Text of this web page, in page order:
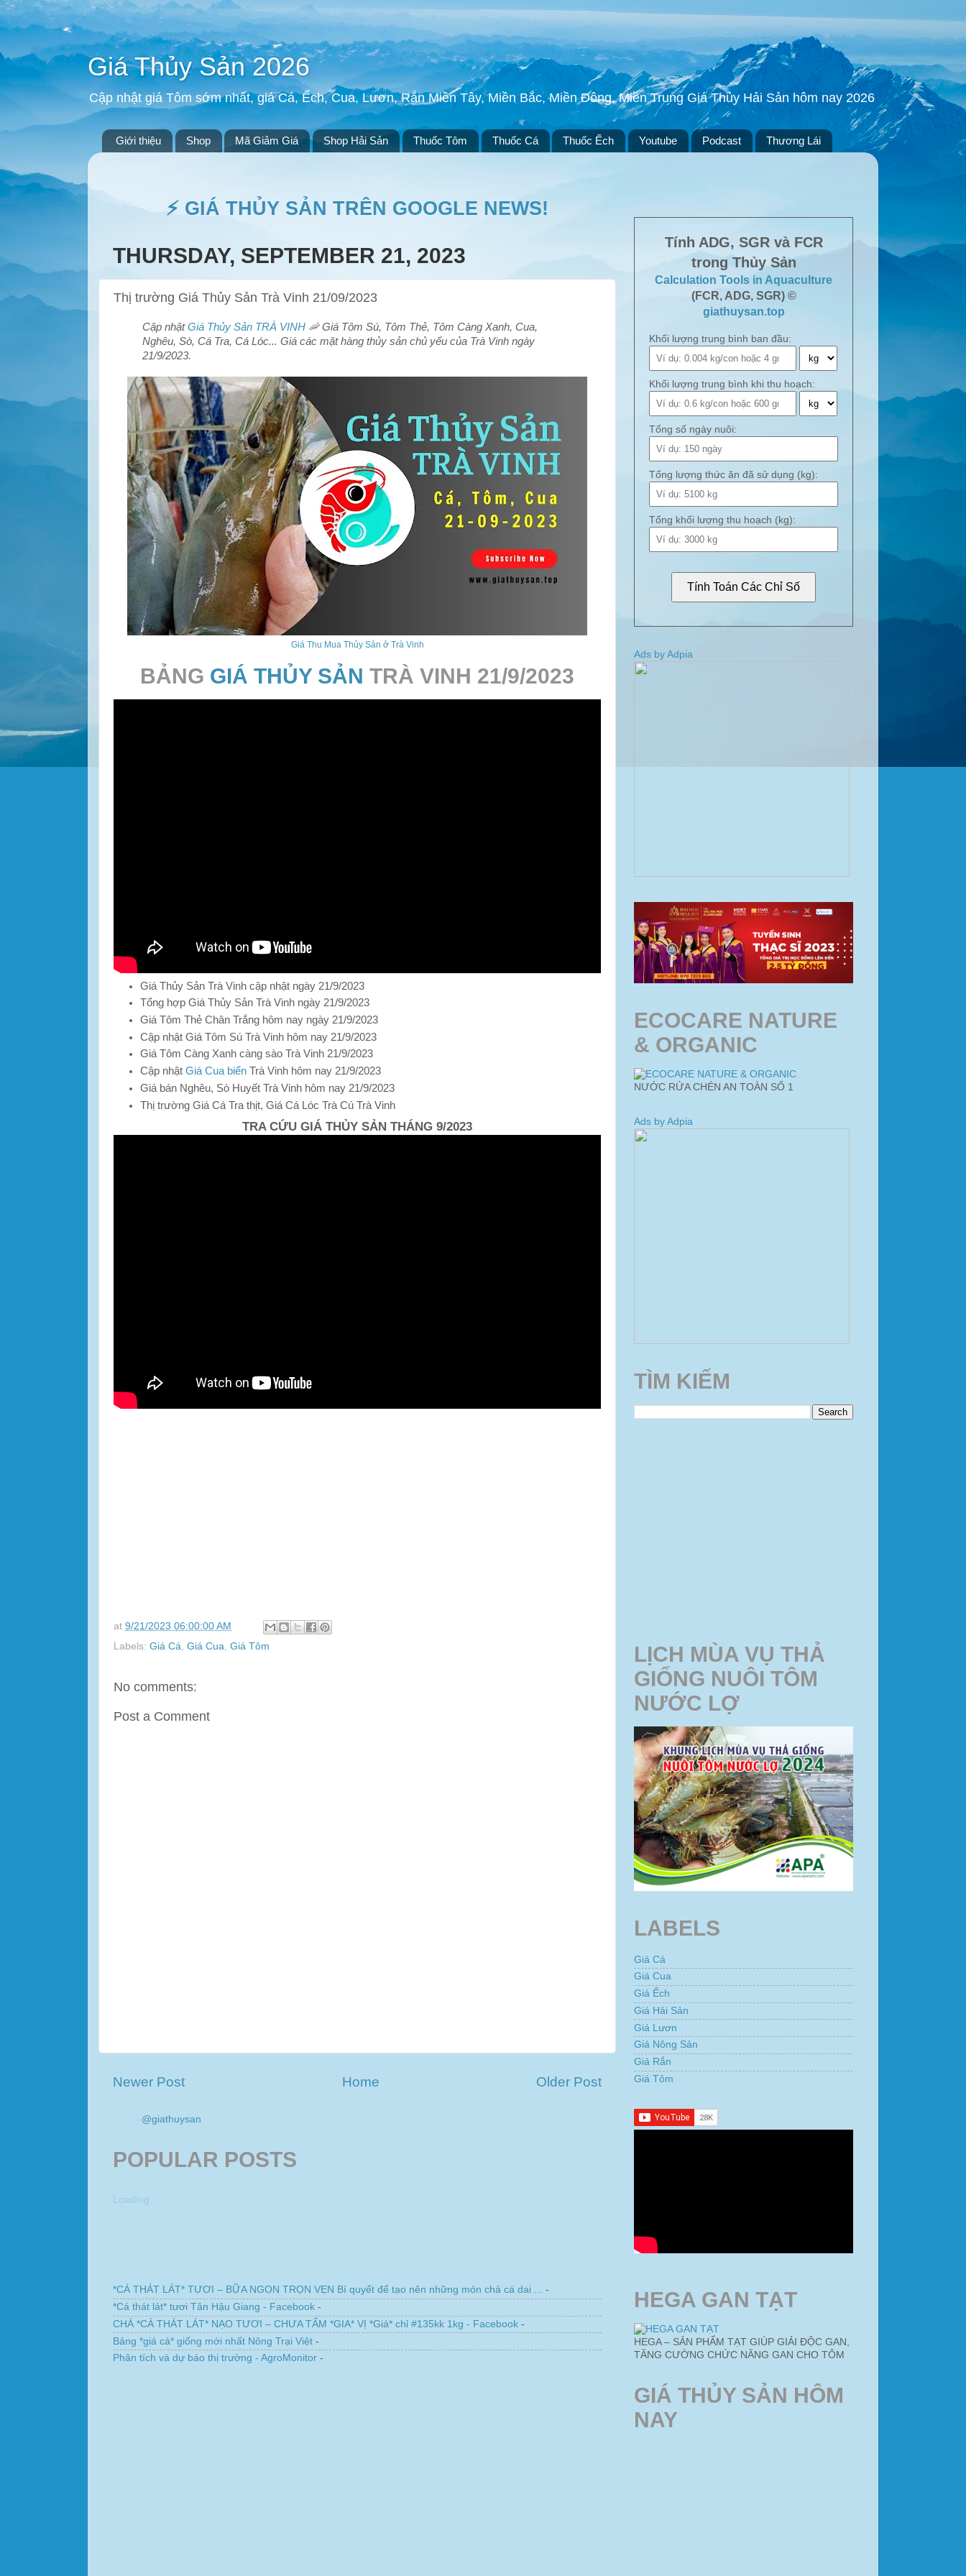
Giá Thủy Sản 2026
Cập nhật giá Tôm sớm nhất, giá Cá, Ếch, Cua, Lươn, Rắn Miền Tây, Miền Bắc, Miền Đông, Miền Trung Giá Thủy Hải Sản hôm nay 2026
Giới thiệu Shop Mã Giảm Giá Shop Hải Sản Thuốc Tôm Thuốc Cá Thuốc Ếch Youtube Podcast Thương Lái
⚡ GIÁ THỦY SẢN TRÊN GOOGLE NEWS!
THURSDAY, SEPTEMBER 21, 2023
Thị trường Giá Thủy Sản Trà Vinh 21/09/2023
Cập nhậtGiá Thủy Sản TRÀ VINH 🦐 Giá Tôm Sú, Tôm Thẻ, Tôm Càng Xanh, Cua,
Nghêu, Sò, Cá Tra, Cá Lóc... Giá các mặt hàng thủy sản chủ yếu của Trà Vinh ngày
21/9/2023.
Giá Thu Mua Thủy Sản ở Trà Vinh
BẢNG GIÁ THỦY SẢN TRÀ VINH 21/9/2023
Giá Thủy Sản Trà Vinh cập nhật ngày 21/9/2023
Tổng hợp Giá Thủy Sản Trà Vinh ngày 21/9/2023
Giá Tôm Thẻ Chân Trắng hôm nay ngày 21/9/2023
Cập nhật Giá Tôm Sú Trà Vinh hôm nay 21/9/2023
Giá Tôm Càng Xanh càng sào Trà Vinh 21/9/2023
Cập nhậtGiá Cua biển Trà Vinh hôm nay 21/9/2023
Giá bán Nghêu, Sò Huyết Trà Vinh hôm nay 21/9/2023
Thị trường Giá Cá Tra thịt, Giá Cá Lóc Trà Cú Trà Vinh
TRA CỨU GIÁ THỦY SẢN THÁNG 9/2023
at 9/21/2023 06:00:00 AM
Labels: Giá Cá Giá Cua Giá Tôm
No comments:
Post a Comment
Newer Post Older Post
Home
@giathuysan
POPULAR POSTS
Loading...
*CÁ THÁT LÁT* TƯƠI – BỮA NGON TRỌN VẸN Bí quyết để tạo nên những món chả cá dai ... -
*Cá thát lát* tươi Tân Hậu Giang - Facebook -
CHẢ *CÁ THÁT LÁT* NẠO TƯƠI – CHƯA TẨM *GIA* VỊ *Giá* chỉ #135kk 1kg - Facebook -
Bảng *giá cá* giống mới nhất Nông Trại Việt -
Phân tích và dự báo thị trường - AgroMonitor -
Tính ADG, SGR và FCR
trong Thủy Sản
Calculation Tools in Aquaculture
(FCR, ADG, SGR) ©
giathuysan.top
Khối lượng trung bình ban đầu:
Khối lượng trung bình khi thu hoạch:
Tổng số ngày nuôi:
Tổng lượng thức ăn đã sử dụng (kg):
Tổng khối lượng thu hoạch (kg):
Tính Toán Các Chỉ Số
Ads by Adpia
ECOCARE NATURE
& ORGANIC
NƯỚC RỬA CHÉN AN TOÀN SỐ 1
Ads by Adpia
TÌM KIẾM
LỊCH MÙA VỤ THẢ
GIỐNG NUÔI TÔM
NƯỚC LỢ
LABELS
Giá Cá
Giá Cua
Giá Ếch
Giá Hải Sản
Giá Lươn
Giá Nông Sản
Giá Rắn
Giá Tôm
HEGA GAN TẠT
HEGA – SẢN PHẨM TẠT GIÚP GIẢI ĐỘC GAN,
TĂNG CƯỜNG CHỨC NĂNG GAN CHO TÔM
GIÁ THỦY SẢN HÔM
NAY